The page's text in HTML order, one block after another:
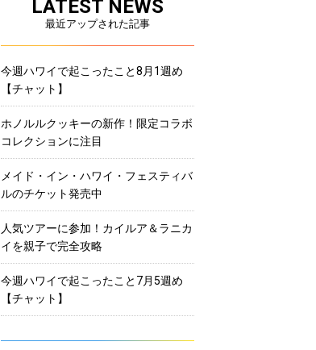
LATEST NEWS
最近アップされた記事
今週ハワイで起こったこと8月1週め
【チャット】
ホノルルクッキーの新作！限定コラボ
コレクションに注目
メイド・イン・ハワイ・フェスティバ
ルのチケット発売中
人気ツアーに参加！カイルア＆ラニカ
イを親子で完全攻略
今週ハワイで起こったこと7月5週め
【チャット】